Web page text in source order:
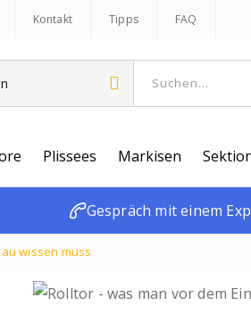
Kontakt Tipps FAQ
Plissees Markisen
Gespräch mit einem
wissen muss